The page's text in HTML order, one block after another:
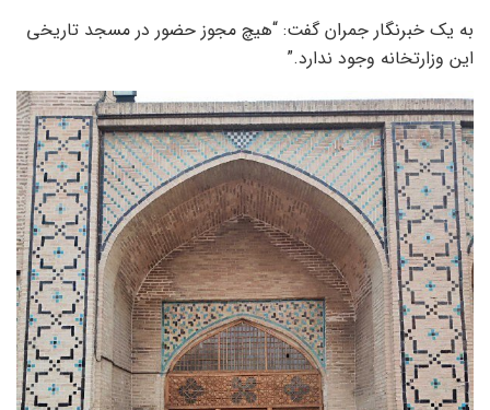
به یک خبرنگار جمران گفت: “هیچ مجوز حضور در مسجد تاریخی
این وزارتخانه وجود ندارد.”